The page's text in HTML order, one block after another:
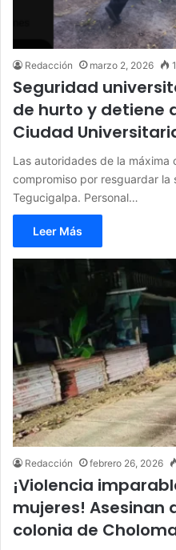
Redacción marzo 2, 2026
Seguridad
de hurto y detiene
Ciudad
Las autoridades de la máxima
compromiso por resguardar
Tegucigalpa. Personal…
Leer Más
Redacción febrero 26, 2026
¡Violencia
mujeres! Asesinan
colonia de